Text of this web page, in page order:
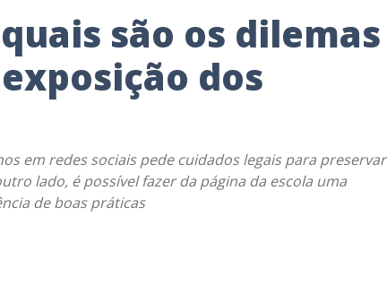
são os dilemas
dos
em redes sociais pede cuidados legais para preservar
lado, é possível fazer da página da escola uma
de boas práticas